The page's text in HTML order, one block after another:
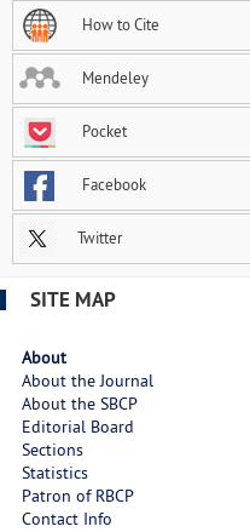
How to Cite
Mendeley
Pocket
Facebook
Twitter
SITE MAP
About
About the Journal
About the SBCP
Editorial Board
Sections
Statistics
Patron of RBCP
Contact Info